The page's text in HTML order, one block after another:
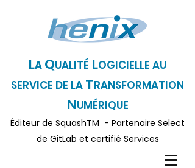
LA QUALITÉ LOGICIELLE AU
SERVICE DE LA TRANSFORMATION
NUMÉRIQUE
Éditeur de SquashTM - Partenaire Select
de GitLab et certifié Services